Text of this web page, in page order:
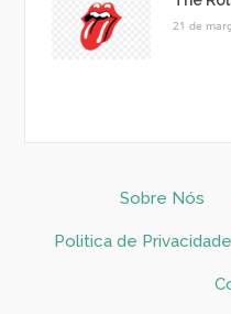
21 de
Sobre Nós
Politica de Privacidade